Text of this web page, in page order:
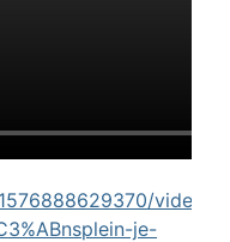
videos/
je-